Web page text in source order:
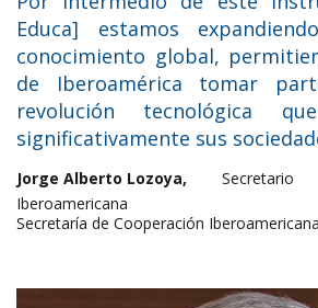
Educa] estamos
conocimiento global,
de Iberoamérica tomar
revolución tecnológica
significativamente sus
Jorge Alberto Lozoya, Secretario
Iberoamericana
Secretaría de Cooperación